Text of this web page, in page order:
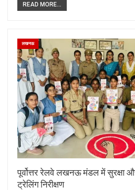
READ MORE...
लखनऊ
पूर्वोत्तर रेलवे लखनऊ मंडल में सुरक्षा
ट्रेलिंग निरीक्षण